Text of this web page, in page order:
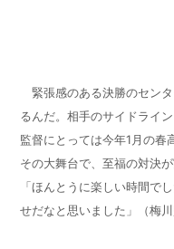
緊張感のある決勝のセン
るんだ。相手のサイドライ
監督にとっては今年1月の春
その大舞台で、至福の対決が
「ほんとうに楽しい時間で
せだなと思いました」（梅川